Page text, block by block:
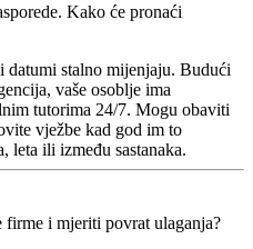
Kako će pronaći
datumi stalno mijenjaju. Budući
vaše osoblje ima
tutorima 24/7. Mogu obaviti
vježbe kad god im to
ili između sastanaka.
i mjeriti povrat ulaganja?